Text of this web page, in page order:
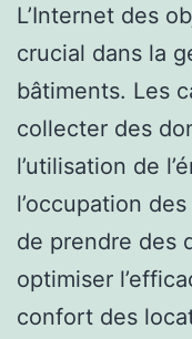
L’Internet des
crucial dans la
bâtiments. Les
collecter des
l’utilisation de
l’occupation
de prendre des
optimiser
confort des